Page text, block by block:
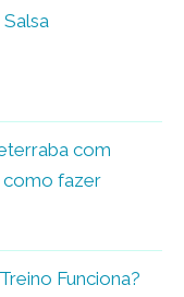
com
como fazer
Funciona?